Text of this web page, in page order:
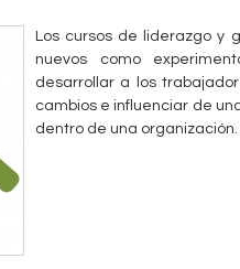
Los cursos de liderazgo y
nuevos como
desarrollar a los
cambios e influenciar de
dentro de una organización.